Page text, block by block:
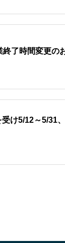
了時間変更の
け5/12～5/31